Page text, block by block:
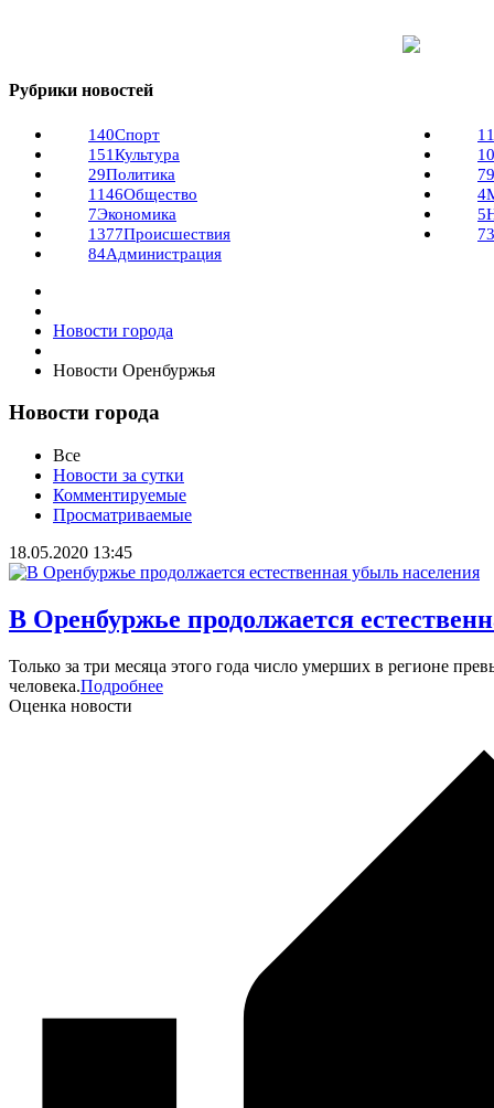
Рубрики новостей
140Спорт
151Культура
29Политика
1146Общество
7Экономика
1377Происшествия
84Администрация
79
4
5
Новости города
Новости Оренбуржья
Новости города
Все
Новости за сутки
Комментируемые
Просматриваемые
18.05.2020 13:45
В Оренбуржье продолжается
Только за три месяца этого года число умерших в регионе
человека.Подробнее
Оценка новости